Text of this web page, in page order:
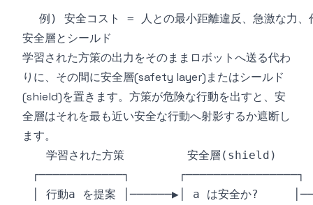
安全層とシールド
学習された方策の出力をそのままロボットへ送る代わ
りに、その間に安全層(safety layer)またはシールド
(shield)を置きます。方策が危険な行動を出すと、安
全層はそれを最も近い安全な行動へ射影するか遮断し
ます。